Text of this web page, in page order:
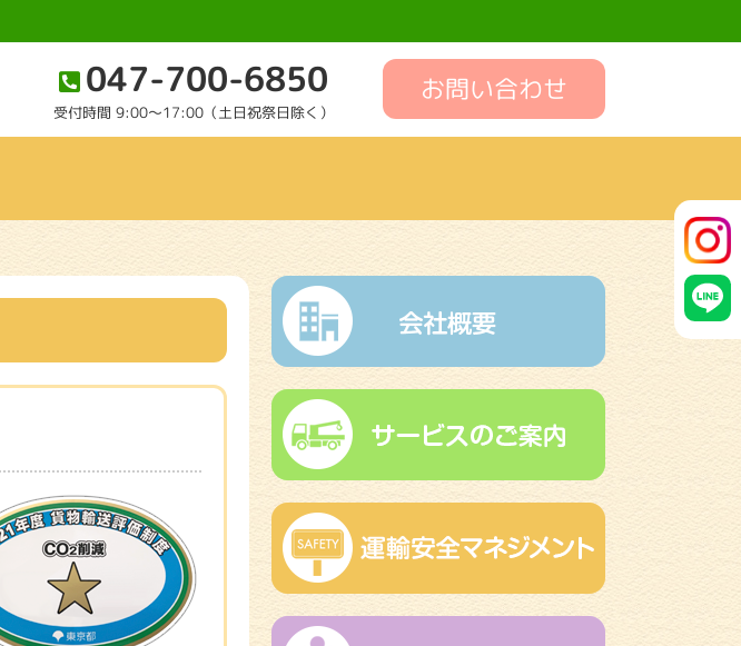
047-700-6850
受付時間 9:00〜17:00（土日祝祭日除く）
お問い合わせ